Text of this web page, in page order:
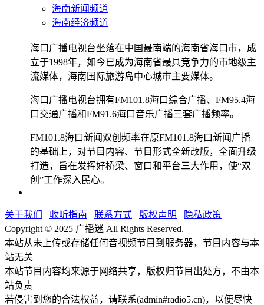
海南新闻频道
海南经济频道
海口广播电视台坐落在中国最南端的海南省海口市，成
立于1998年，如今已成为海南省最具竞争力的市地级主
流媒体，海南国际旅游岛中心城市主要媒体。
海口广播电视台拥有FM101.8海口综合广播、FM95.4海
口交通广播和FM91.6海口音乐广播三套广播频率。
FM101.8海口新闻双创频率在原FM101.8海口新闻广播
的基础上，对节目内容、节目形式全新改版，全面升级
打造，旨在发挥好桥梁、窗口和平台三大作用，使“双
创”工作深入民心。
关于我们 收听指南 联系方式 版权声明
隐私政策
Copyright © 2025 广播迷 All Rights Reserved.
本站从未上传或存储任何音视频节目到服务器，节目内容与本
站无关
本站节目内容均来源于网络共享，版权归节目出处方，不由本
站负责
若侵害到您的合法权益，请联系(admin#radio5.cn)，以便尽快